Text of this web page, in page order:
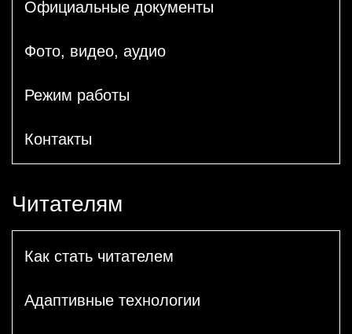
Официальные документы
Фото, видео, аудио
Режим работы
Контакты
Читателям
Как стать читателем
Адаптивные технологии